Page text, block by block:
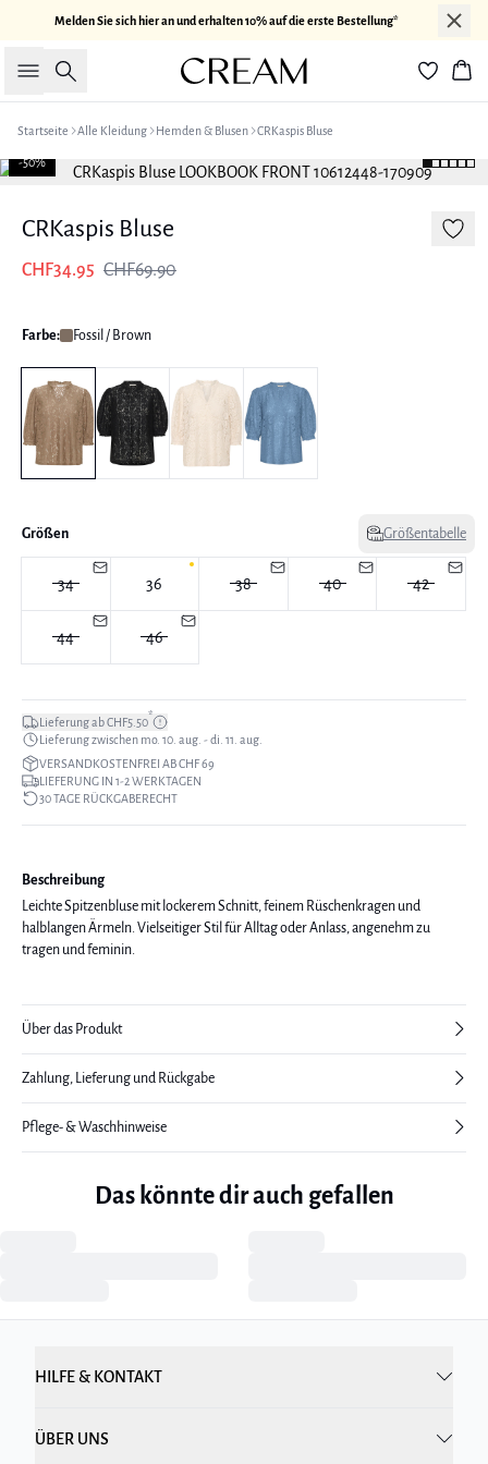
Melden Sie sich hier an und erhalten 10% auf die erste Bestellung*
Suche
Startseite Alle Kleidung Hemden & Blusen CRKaspis Bluse
-50%
CRKaspis Bluse
CHF34.95 CHF69.90
Farbe: Fossil / Brown
Größen Größentabelle
34 36 38 40 42
44 46
Lieferung ab CHF5.50*
Lieferung zwischen mo. 10. aug. - di. 11. aug.
VERSANDKOSTENFREI AB CHF 69
LIEFERUNG IN 1-2 WERKTAGEN
30 TAGE RÜCKGABERECHT
Beschreibung
Leichte Spitzenbluse mit lockerem Schnitt, feinem Rüschenkragen und
halblangen Ärmeln. Vielseitiger Stil für Alltag oder Anlass, angenehm zu
tragen und feminin.
Über das Produkt
Zahlung, Lieferung und Rückgabe
Pflege- & Waschhinweise
Das könnte dir auch gefallen
HILFE & KONTAKT
ÜBER UNS